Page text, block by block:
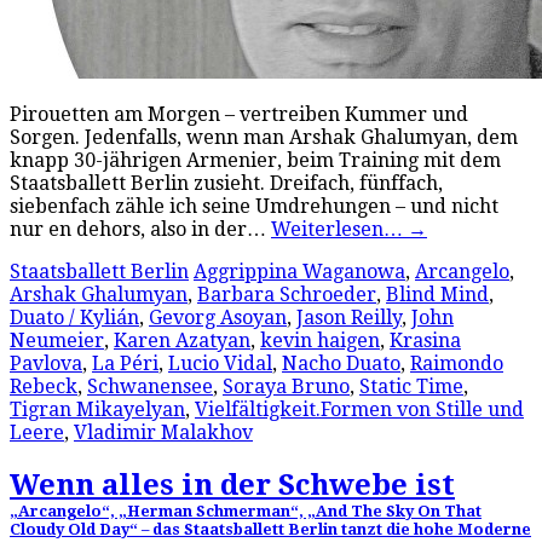
Pirouetten am Morgen – vertreiben Kummer und
Sorgen. Jedenfalls, wenn man Arshak Ghalumyan, dem
knapp 30-jährigen Armenier, beim Training mit dem
Staatsballett Berlin zusieht. Dreifach, fünffach,
siebenfach zähle ich seine Umdrehungen – und nicht
nur en dehors, also in der… Weiterlesen… →
Staatsballett Berlin Aggrippina Waganowa, Arcangelo,
Arshak Ghalumyan, Barbara Schroeder, Blind Mind,
Duato / Kylián, Gevorg Asoyan, Jason Reilly, John
Neumeier, Karen Azatyan, kevin haigen, Krasina
Pavlova, La Péri, Lucio Vidal, Nacho Duato, Raimondo
Rebeck, Schwanensee, Soraya Bruno, Static Time,
Tigran Mikayelyan, Vielfältigkeit.Formen von Stille und
Leere, Vladimir Malakhov
Wenn alles in der Schwebe ist
„Arcangelo“, „Herman Schmerman“, „And The Sky On That
Cloudy Old Day“ – das Staatsballett Berlin tanzt die hohe Moderne